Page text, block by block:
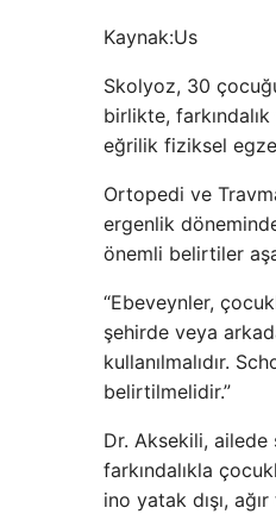
Kaynak:Us
Skolyoz, 30
birlikte,
eğrilik fiziksel
Ortopedi ve
ergenlik
önemli belirtiler
“Ebeveynler,
şehirde veya
kullanılmalıdır.
belirtilmelidir.”
Dr. Aksekili,
farkındalıkla
ino yatak dışı,